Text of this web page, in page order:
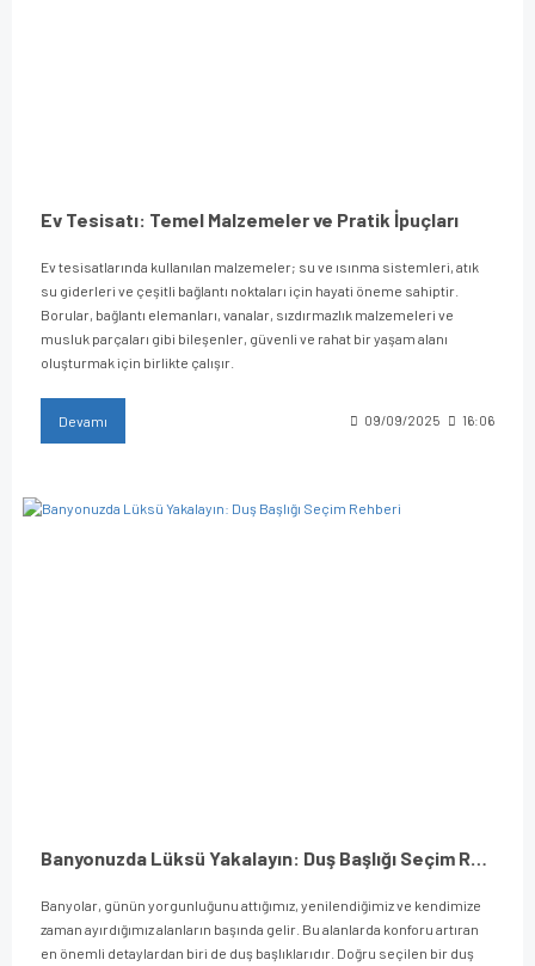
Ev Tesisatı: Temel Malzemeler ve Pratik İpuçları
Ev tesisatlarında kullanılan malzemeler; su ve ısınma sistemleri, atık
su giderleri ve çeşitli bağlantı noktaları için hayati öneme sahiptir.
Borular, bağlantı elemanları, vanalar, sızdırmazlık malzemeleri ve
musluk parçaları gibi bileşenler, güvenli ve rahat bir yaşam alanı
oluşturmak için birlikte çalışır.
Devamı 09/09/2025 16:06
Banyonuzda Lüksü Yakalayın: Duş Başlığı Seçim Rehberi
Banyolar, günün yorgunluğunu attığımız, yenilendiğimiz ve kendimize
zaman ayırdığımız alanların başında gelir. Bu alanlarda konforu artıran
en önemli detaylardan biri de duş başlıklarıdır. Doğru seçilen bir duş